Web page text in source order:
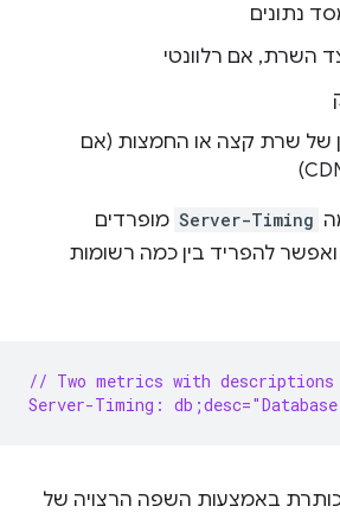
אם רלוונטי
שרת קצה או החמצות (אם
Server- מופרדים
להפריד בין כמה רשומות
// Two metrics with
Server-Timing:
באמצעות השפה הרצויה של